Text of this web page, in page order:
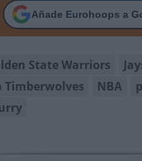
Añade Eurohoops a
State Warriors
Timberwolves
NBA